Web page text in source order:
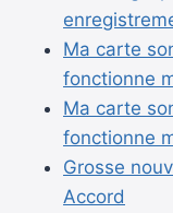
Ma carte
fonctionne
Ma carte
fonctionne
Grosse
Accord